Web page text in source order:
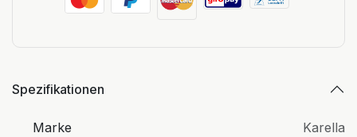
Spezifikationen
Marke Karella